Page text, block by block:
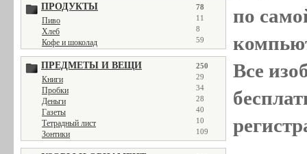
ПРОДУКТЫ 78
Пиво 11
Хлеб 8
Кофе и шоколад 59
ПРЕДМЕТЫ И ВЕЩИ 250
Книги 29
Пробки 34
Деньги 28
Газеты 40
Тетрадный лист 10
Зонтики 109
по
Все